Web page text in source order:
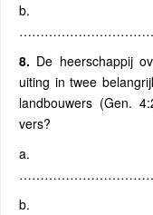
b.
8. De heerschappij
uiting in twee
landbouwers (Gen.
vers?
a.
b.